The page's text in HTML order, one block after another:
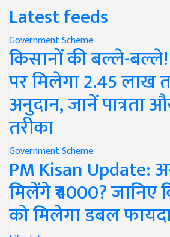
Latest feeds
Government Scheme
किसानों की बल्ले-बल्ले!
पर मिलेगा 2.45 लाख
अनुदान, जानें पात्रता
तरीका
Government Scheme
PM Kisan Update:
मिलेंगे ₹4000? जानिए
को मिलेगा डबल